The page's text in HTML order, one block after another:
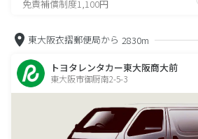
免責補償制度1,100円
東大阪衣摺郵便局から 2830m
トヨタレンタカー東大阪商大前
東大阪市御厨南2-5-3